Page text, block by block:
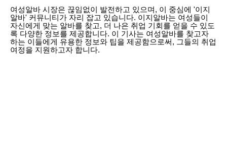
여성알바 시장은 끊임없이 발전하고 있으며, 이 중심에 '이지
알바' 커뮤니티가 자리 잡고 있습니다. 이지알바는 여성들이
자신에게 맞는 알바를 찾고, 더 나은 취업 기회를 얻을 수 있도
록 다양한 정보를 제공합니다. 이 기사는 여성알바를 찾고자
하는 이들에게 유용한 정보와 팁을 제공함으로써, 그들의 취업
여정을 지원하고자 합니다.